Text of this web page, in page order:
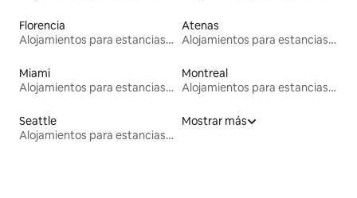
Florencia
Alojamientos para estancias largas
Atenas
Alojamientos para estancias largas
Miami
Alojamientos para estancias largas
Montreal
Alojamientos para estancias largas
Seattle
Alojamientos para estancias largas
Mostrar más